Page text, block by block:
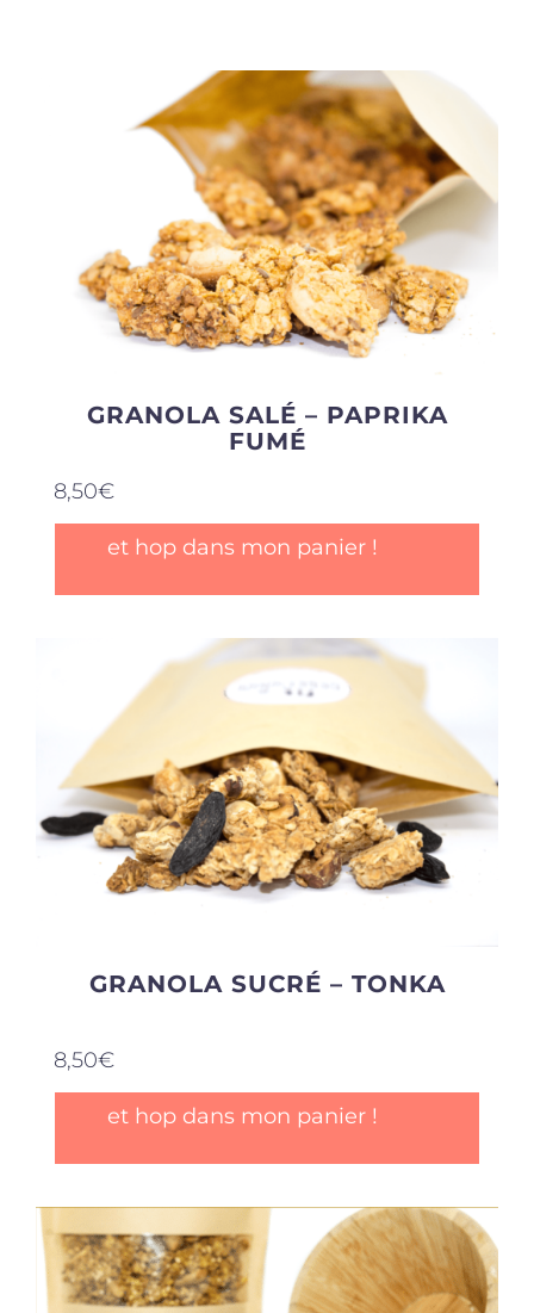
Click and collect
GRANOLA SALÉ – PAPRIKA
FUMÉ
8,50€
et hop dans mon panier !
GRANOLA SUCRÉ – TONKA
8,50€
et hop dans mon panier !